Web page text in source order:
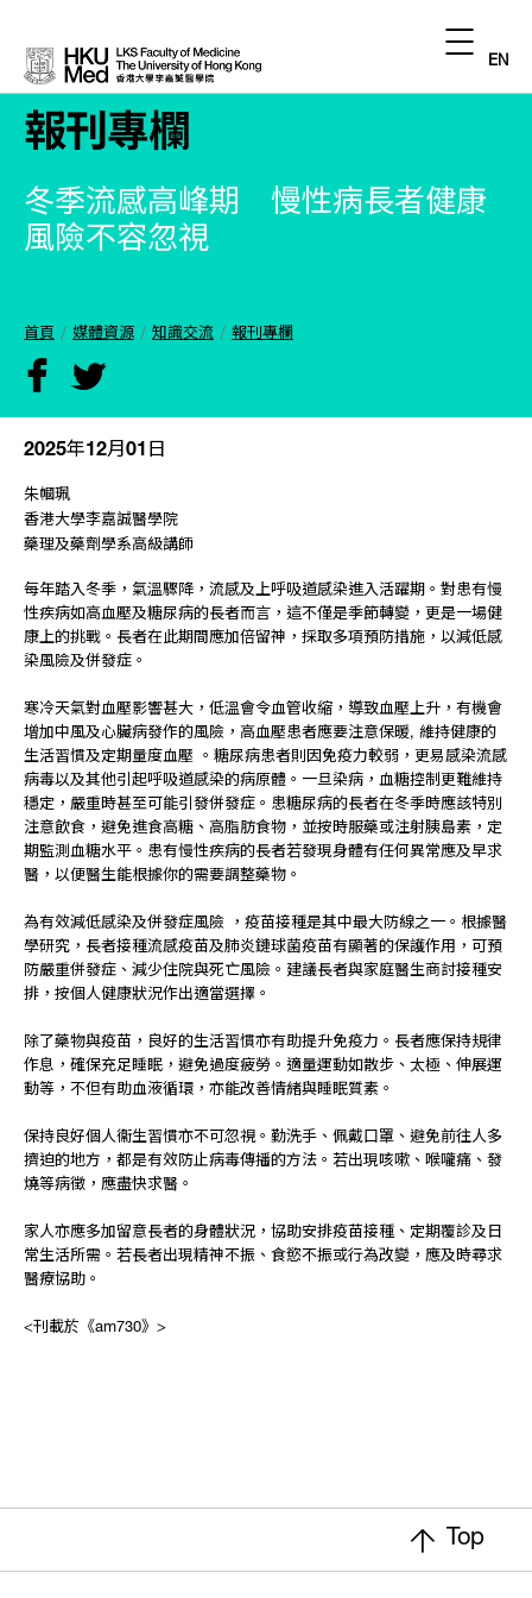
EN
報刊專欄
冬季流感高峰期 慢性病長者健康
風險不容忽視
首頁 媒體資源 知識交流 報刊專欄
2025年12月01日
朱幗珮
香港大學李嘉誠醫學院
藥理及藥劑學系高級講師
每年踏入冬季，氣溫驟降，流感及上呼吸道感染進入活躍期。對患有慢
性疾病如高血壓及糖尿病的長者而言，這不僅是季節轉變，更是一場健
康上的挑戰。長者在此期間應加倍留神，採取多項預防措施，以減低感
染風險及併發症。
寒冷天氣對血壓影響甚大，低溫會令血管收縮，導致血壓上升，有機會
增加中風及心臟病發作的風險，高血壓患者應要注意保暖, 維持健康的
生活習慣及定期量度血壓 。糖尿病患者則因免疫力較弱，更易感染流感
病毒以及其他引起呼吸道感染的病原體。一旦染病，血糖控制更難維持
穩定，嚴重時甚至可能引發併發症。患糖尿病的長者在冬季時應該特別
注意飲食，避免進食高糖、高脂肪食物，並按時服藥或注射胰島素，定
期監測血糖水平。患有慢性疾病的長者若發現身體有任何異常應及早求
醫，以便醫生能根據你的需要調整藥物。
為有效減低感染及併發症風險 ，疫苗接種是其中最大防線之一。根據醫
學研究，長者接種流感疫苗及肺炎鏈球菌疫苗有顯著的保護作用，可預
防嚴重併發症、減少住院與死亡風險。建議長者與家庭醫生商討接種安
排，按個人健康狀況作出適當選擇。
除了藥物與疫苗，良好的生活習慣亦有助提升免疫力。長者應保持規律
作息，確保充足睡眠，避免過度疲勞。適量運動如散步、太極、伸展運
動等，不但有助血液循環，亦能改善情緒與睡眠質素。
保持良好個人衞生習慣亦不可忽視。勤洗手、佩戴口罩、避免前往人多
擠迫的地方，都是有效防止病毒傳播的方法。若出現咳嗽、喉嚨痛、發
燒等病徵，應盡快求醫。
家人亦應多加留意長者的身體狀況，協助安排疫苗接種、定期覆診及日
常生活所需。若長者出現精神不振、食慾不振或行為改變，應及時尋求
醫療協助。
<刊載於《am730》>
Top